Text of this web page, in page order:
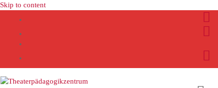
Skip to content